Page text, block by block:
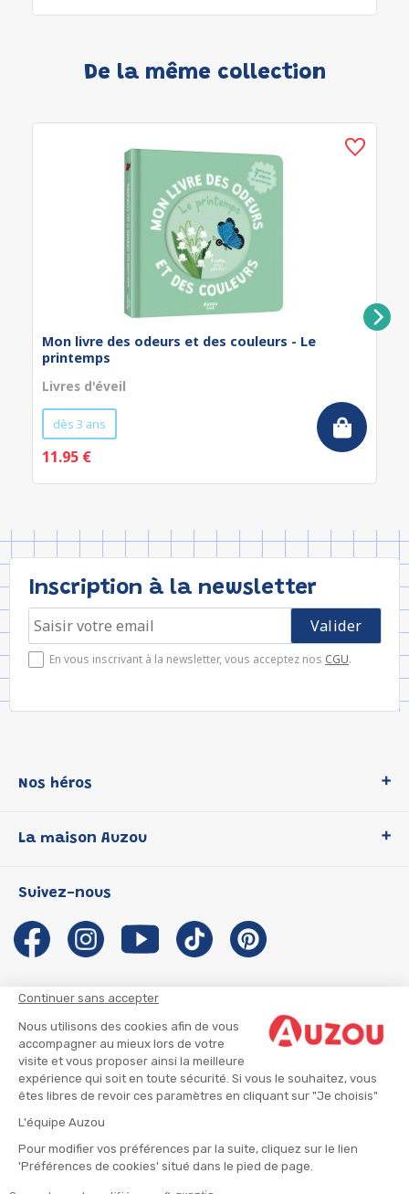
Continuer sans accepter
Nous utilisons des cookies afin de vous
accompagner au mieux lors de votre
visite et vous proposer ainsi la meilleure
expérience qui soit en toute sécurité. Si vous le souhaitez, vous
êtes libres de revoir ces paramètres en cliquant sur "Je choisis"
L'équipe Auzou
Pour modifier vos préférences par la suite, cliquez sur le lien
'Préférences de cookies' situé dans le pied de page.
De la même collection
Mon livre des odeurs et des couleurs - Le
printemps
Livres d'éveil
dès 3 ans
11.95 €
Inscription à la newsletter
En vous inscrivant à la newsletter, vous acceptez nos CGU.
Nos héros
P'tit Loup
Les Influenceuses
Migali
Petite Taupe
La maison Auzou
Notre histoire
Auzou s'engage
Auteurs et illustrateurs Auzou
Suivre mon colis
Infos consommateur
Suivez-nous
CGU
CGV
Mentions légales